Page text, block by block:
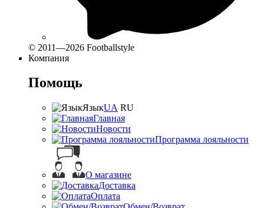
© 2011—2026 Footballstyle
Компания
Помощь
ЯзыкUA RU
Главная
Новости
Программа лояльности
О магазине
Доставка
Оплата